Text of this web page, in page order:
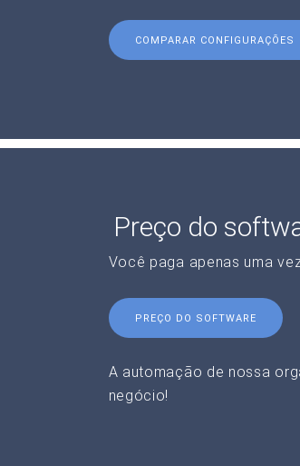
COMPARAR CONFIGURAÇÕES
Preço do
Você paga apenas uma
PREÇO DO SOFTWARE
A automação de nossa
negócio!